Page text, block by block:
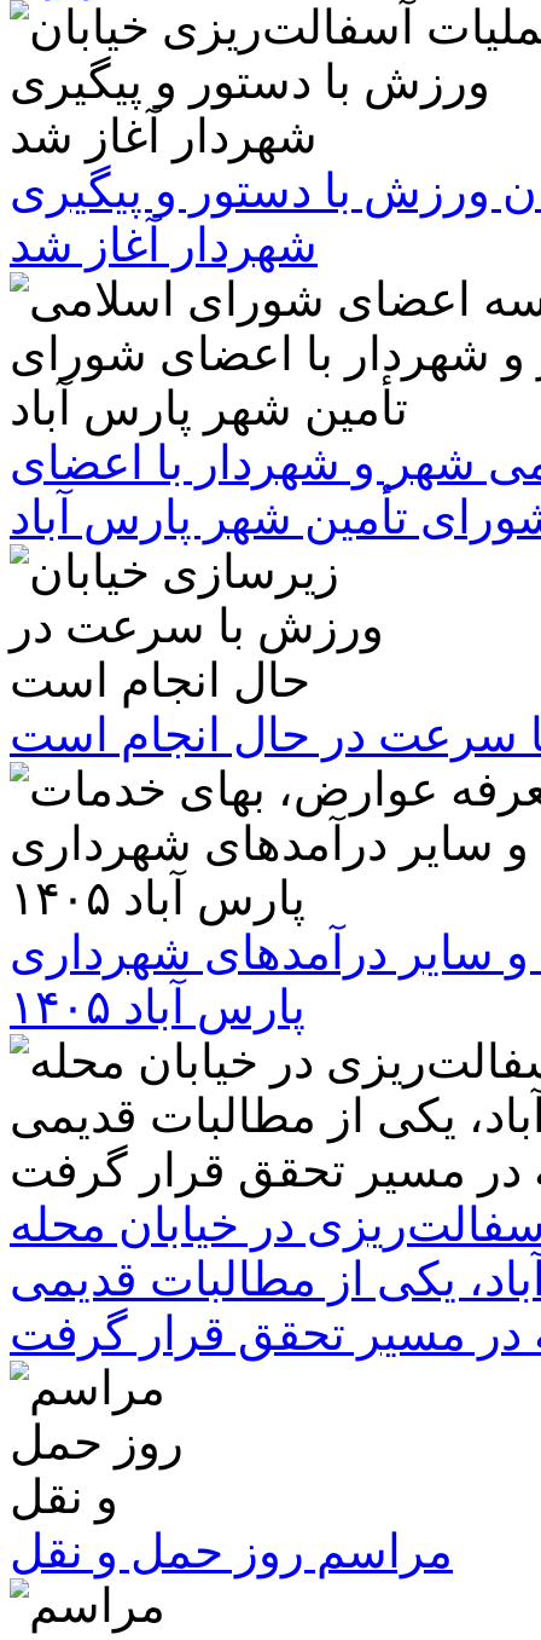
ورزش با دستور و پیگیری
شهردار آغاز شد
شهر و شهردار با اعضای
تأمین شهر پارس آباد
سرعت در حال انجام است
سایر درآمدهای شهرداری
پارس آباد ۱۴۰۵
در خیابان محله
یکی از مطالبات قدیمی
در مسیر تحقق قرار گرفت
مراسم روز حمل و نقل